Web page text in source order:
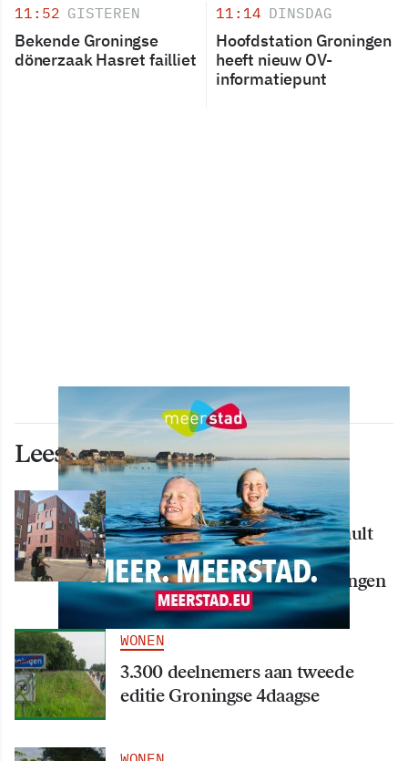
11:52 GISTEREN
Bekende Groningse
dönerzaak Hasret failliet
11:14 DINSDAG
Hoofdstation Groningen
heeft nieuw OV-
informatiepunt
Lees ook deze artikelen
WONEN
Nieuw creatief centrum Tumult
bijna klaar: opening eind
september in hart van Groningen
WONEN
3.300 deelnemers aan tweede
editie Groningse 4daagse